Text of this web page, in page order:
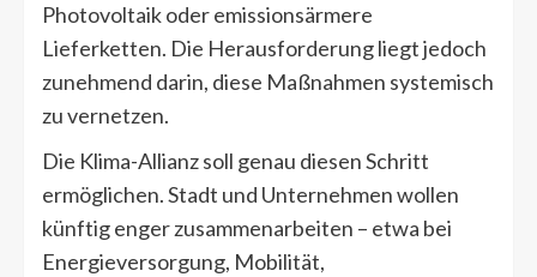
Photovoltaik oder emissionsärmere
Lieferketten. Die Herausforderung liegt jedoch
zunehmend darin, diese Maßnahmen systemisch
zu vernetzen.
Die Klima-Allianz soll genau diesen Schritt
ermöglichen. Stadt und Unternehmen wollen
künftig enger zusammenarbeiten – etwa bei
Energieversorgung, Mobilität,